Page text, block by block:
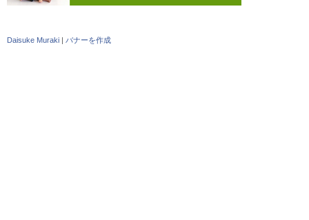
Daisuke Muraki バナーを作成